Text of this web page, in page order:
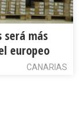
será más
europeo
CANARIAS